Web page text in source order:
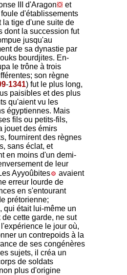
III d'Aragon
et
d'établissements
la tige d'une suite de
dont la succession fut
jusqu'au
de sa dynastie par
bourdjites. En-
le trône à trois
son règne
-1341) fut le plus long,
paisibles et des plus
qu'aient vu les
égyptiennes. Mais
fils ou petits-fils,
jouet des émirs
fournirent des règnes
sans éclat, et
en moins d'un demi-
de leur
Ayyoûbites
avaient
erreur lourde de
en s'entourant
prétorienne;
qui était lui-même un
de cette garde, ne sut
le jour où,
un contrepoids à la
de ses congénères
sujets, il créa un
de soldats
plus d'origine